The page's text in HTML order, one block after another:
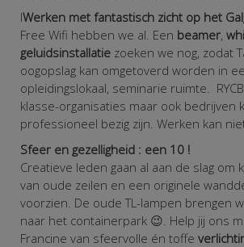
IWerken met fantastisch zicht op het
Free Wifi hebben we al. Een beamer,
geluidsinstallatie zoeken we nog, zodat
oogopslag kan omgetoverd worden in
opleidingslokaal, seminarie ruimte.
klasse-organisaties maar ook bedrijven
professioneel bezig zijn. Werken kan
Sfeer en gezelligheid : een 10 !
Creatieve leden gaan al aan de slag om
van oude zeilen en een originele
voorzien. De oude TL-lampen brengen
naar het containerpark 😉. Help jij ons
Francine van sfeervolle én toffe